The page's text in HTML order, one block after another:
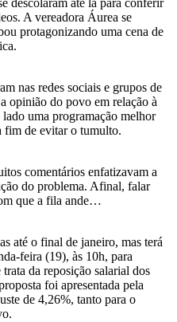
descolaram até lá para conferir
A vereadora Áurea se
protagonizando uma cena de
nas redes sociais e grupos de
opinião do povo em relação à
uma programação melhor
fim de evitar o tumulto.
comentários enfatizavam a
do problema. Afinal, falar
que a fila ande…
até o final de janeiro, mas terá
feira (19), às 10h, para
da reposição salarial dos
foi apresentada pela
de 4,26%, tanto para o